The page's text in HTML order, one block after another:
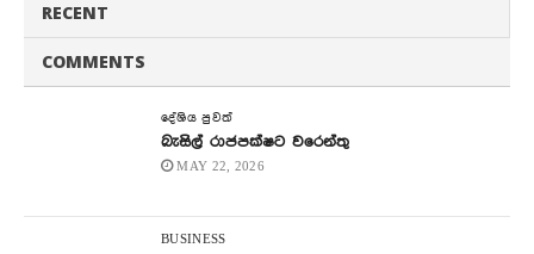
RECENT
COMMENTS
දේශිය පුවත්
බැසිල් රාජපක්ෂට වරෙන්තු
MAY 22, 2026
BUSINESS